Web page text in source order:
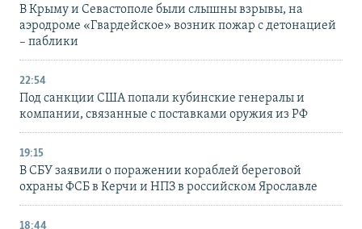
В Крыму и Севастополе были слышны взрывы, на
аэродроме «Гвардейское» возник пожар с детонацией
– паблики
22:54
Под санкции США попали кубинские генералы и
компании, связанные с поставками оружия из РФ
19:15
В СБУ заявили о поражении кораблей береговой
охраны ФСБ в Керчи и НПЗ в российском Ярославле
18:44